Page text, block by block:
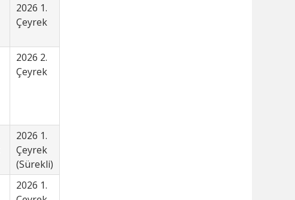
2026 1.
Çeyrek
2026 2.
Çeyrek
2026 1.
Çeyrek
(Sürekli)
2026 1.